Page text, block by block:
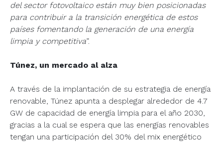
del sector fotovoltaico están muy bien posicionadas
para contribuir a la transición energética de estos
países fomentando la generación de una energía
limpia y competitiva”.
Túnez, un mercado al alza
A través de la implantación de su estrategia de energía
renovable, Túnez apunta a desplegar alrededor de 4.7
GW de capacidad de energía limpia para el año 2030,
gracias a la cual se espera que las energías renovables
tengan una participación del 30% del mix energético